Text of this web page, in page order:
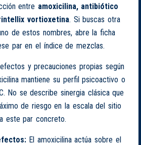
entre amoxicilina, antibiótico
vortioxetina. Si buscas otra
de estos nombres, abre la ficha
par en el índice de mezclas.
y precauciones propias según
mantiene su perfil psicoactivo o
No se describe sinergia clásica que
de riesgo en la escala del sitio
este par concreto.
El amoxicilina actúa sobre el